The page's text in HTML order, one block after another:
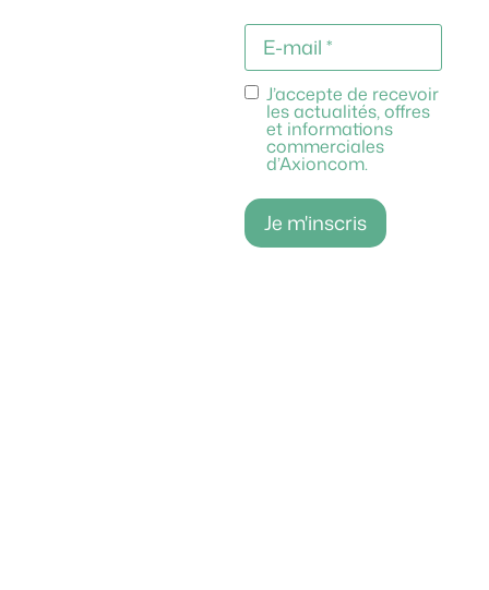
E-
mail
RGPD
J’accepte de recevoir
les actualités, offres
et informations
commerciales
d’Axioncom.